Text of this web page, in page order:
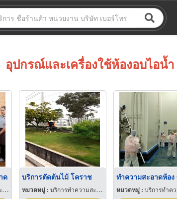
อุปกรณ์และเครื่องใช้ห้องอบไอน้ำ
ด บริการตัดต้นไม้ โคราช
หมวดหมู่ : บริการทำความสะอาด หมวดหมู่ : บริการทำควา